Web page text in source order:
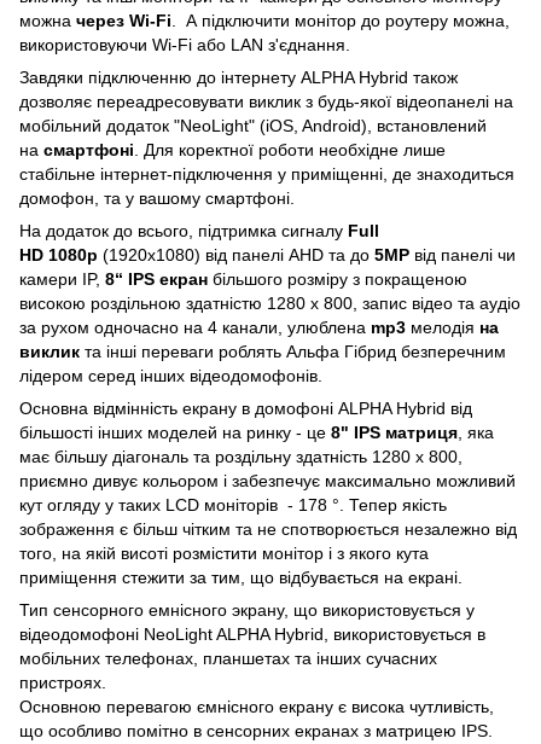
можна через Wi-Fi . А підключити монітор до роутеру можна,
використовуючи Wi-Fi або LAN з'єднання.
Завдяки підключенню до інтернету ALPHA Hybrid також
дозволяє переадресовувати виклик з будь-якої відеопанелі на
мобільний додаток "NeoLight" (iOS, Android), встановлений ​​
на смартфоні . Для коректної роботи необхідне лише
стабільне інтернет-підключення у приміщенні, де знаходиться
домофон, та у вашому смартфоні.
На додаток до всього, підтримка сигналу Full
HD 1080р (1920х1080) від панелі AHD та до 5MP від панелі чи
камери IP, 8“ IPS екран більшого розміру з покращеною
високою роздільною здатністю 1280 х 800, запис відео та аудіо
за рухом одночасно на 4 канали, улюблена mp3 мелодія на
виклик та інші переваги роблять Альфа Гібрид безперечним
лідером серед інших відеодомофонів.
Основна відмінність екрану в домофоні ALPHA Hybrid від
більшості інших моделей на ринку - це 8" IPS матриця , яка
має більшу діагональ та роздільну здатність 1280 х 800,
приємно дивує кольором і забезпечує максимально можливий
кут огляду у таких LCD моніторів - 178 °. Тепер якість
зображення є більш чітким та не спотворюється незалежно від
того, на якій висоті розмістити монітор і з якого кута
приміщення стежити за тим, що відбувається на екрані.
Тип сенсорного емнісного экрану, що використовується у
відеодомофоні NeoLight ALPHA Hybrid, використовується в
мобільних телефонах, планшетах та інших сучасних
пристроях.
Основною перевагою ємнісного екрану є висока чутливість,
що особливо помітно в сенсорних екранах з матрицею IPS.